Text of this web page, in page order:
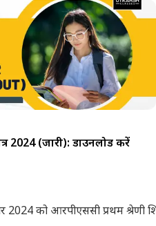
2024 (जारी): डाउनलोड करें
को आरपीएससी प्रथम श्रेणी